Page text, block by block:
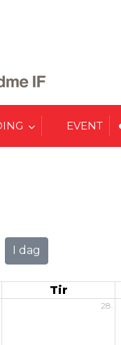
EVENT
I dag
Tir
28.